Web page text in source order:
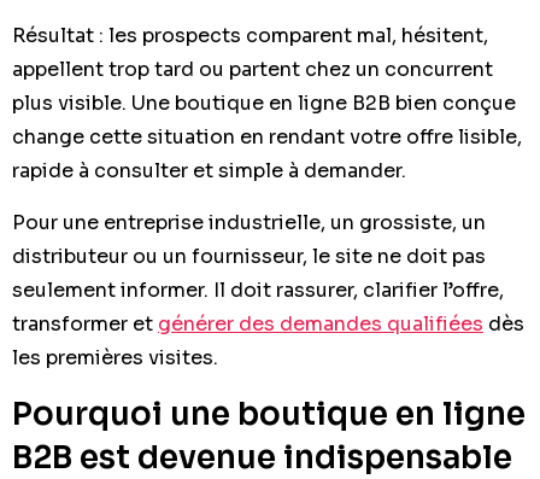
Résultat : les prospects comparent mal, hésitent,
appellent trop tard ou partent chez un concurrent
plus visible. Une boutique en ligne B2B bien conçue
change cette situation en rendant votre offre lisible,
rapide à consulter et simple à demander.
Pour une entreprise industrielle, un grossiste, un
distributeur ou un fournisseur, le site ne doit pas
seulement informer. Il doit rassurer, clarifier l’offre,
transformer et générer des demandes qualifiées dès
les premières visites.
Pourquoi une boutique en ligne
B2B est devenue indispensable